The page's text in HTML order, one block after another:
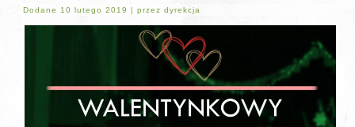
Dodane 10 lutego 2019 |przez dyrekcja